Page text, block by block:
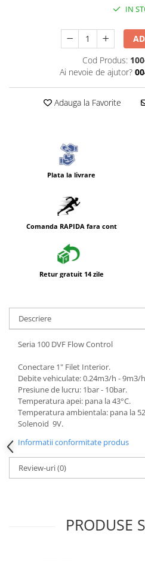
IN
Cod Produs:
Ai nevoie de ajutor?
Adauga la Favorite
Plata la livrare
Comanda RAPIDA fara cont
Retur gratuit 14 zile
Descriere
Seria 100 DVF Flow Control
Conectare 1" Filet Interior.
Debite vehiculate: 0.24m3/h - 9m3/
Presiune de lucru: 1bar - 10bar.
Temperatura apei: pana la 43°C.
Temperatura ambientala: pana la
Solenoid 9V.
Informatii conformitate produs
Review-uri(0)
PRODUSE